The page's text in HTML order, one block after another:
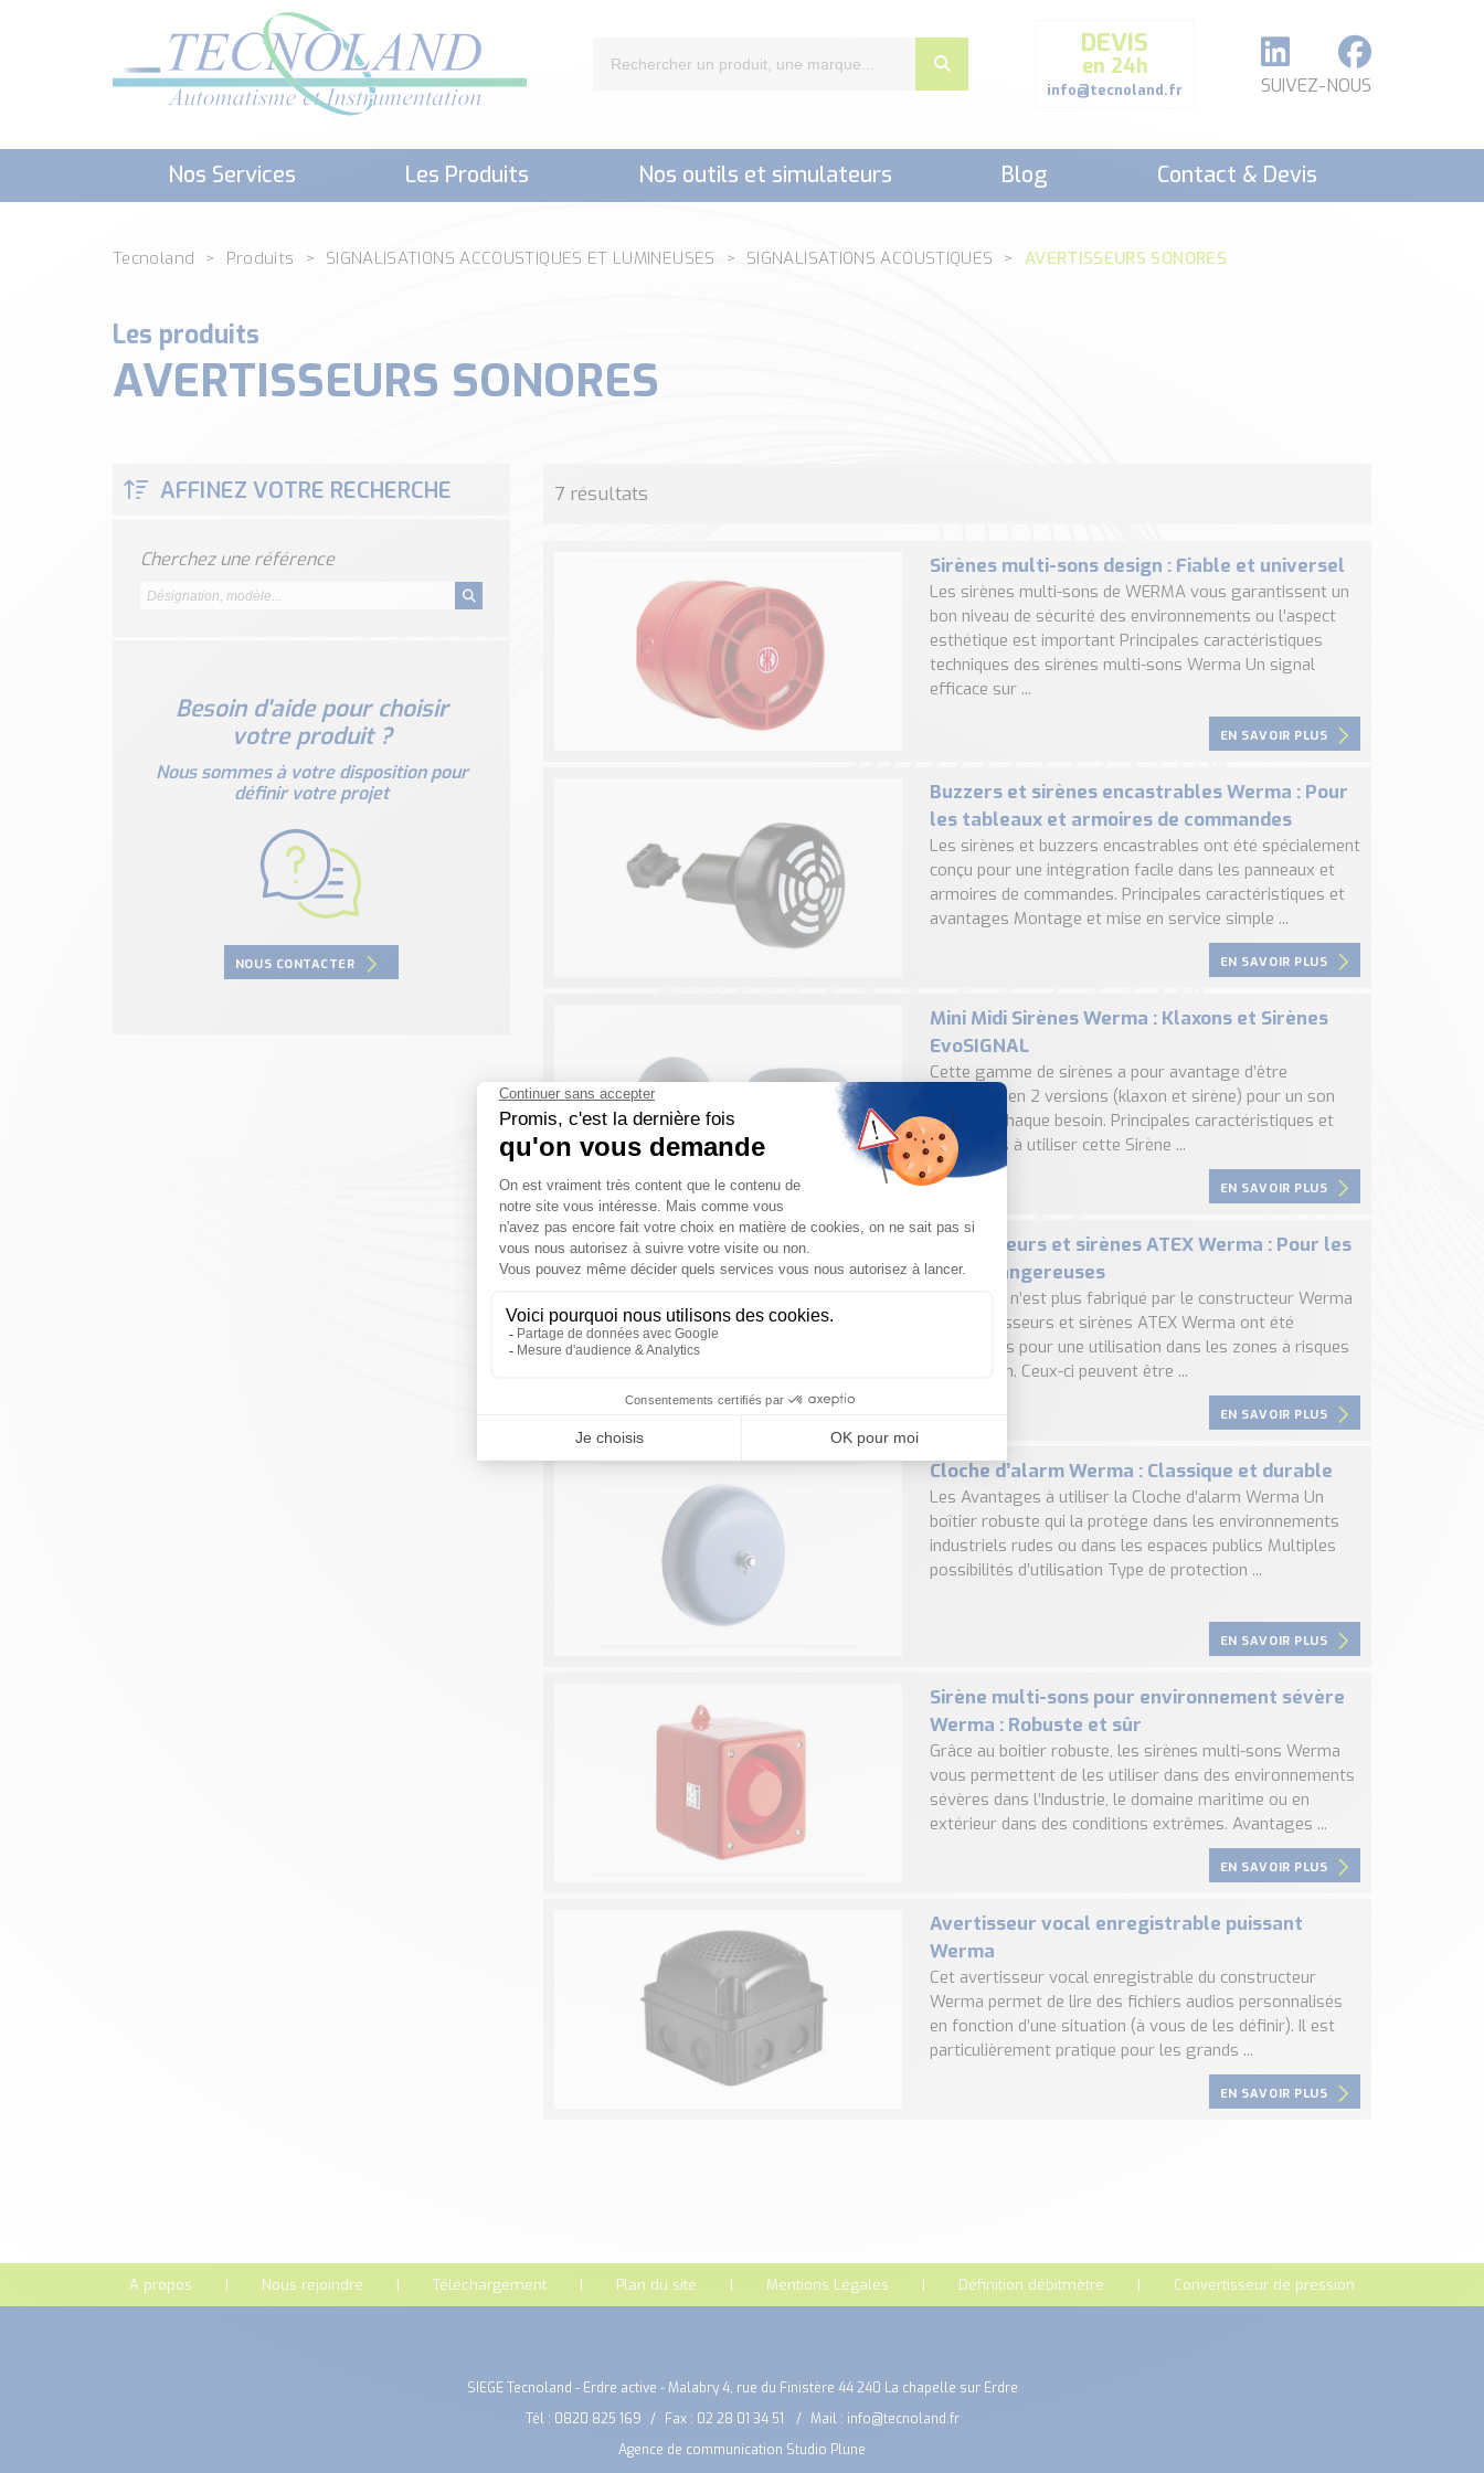
DEVIS
en 24h
info@tecnoland.fr SUIVEZ-NOUS
Nos Services Les Produits Nos outils et simulateurs Blog Contact & Devis
Tecnoland Produits SIGNALISATIONS ACCOUSTIQUES ET LUMINEUSES SIGNALISATIONS ACOUSTIQUES AVERTISSEURS SONORES
Les produits
AVERTISSEURS SONORES
AFFINEZ VOTRE RECHERCHE
Cherchez une référence
Besoin d'aide pour choisir
votre produit ?
Nous sommes à votre disposition pour
définir votre projet
NOUS CONTACTER
7 résultats
Sirènes multi-sons design : Fiable et universel
Les sirènes multi-sons de WERMA vous garantissent un
bon niveau de sécurité des environnements ou l’aspect
esthétique est important Principales caractéristiques
techniques des sirènes multi-sons Werma Un signal
efficace sur ...
EN SAVOIR PLUS
Buzzers et sirènes encastrables Werma : Pour
les tableaux et armoires de commandes
Les sirènes et buzzers encastrables ont été spécialement
conçu pour une intégration facile dans les panneaux et
armoires de commandes. Principales caractéristiques et
avantages Montage et mise en service simple ...
EN SAVOIR PLUS
Mini Midi Sirènes Werma : Klaxons et Sirènes
EvoSIGNAL
Cette gamme de sirènes a pour avantage d’être
disponible en 2 versions (klaxon et sirène) pour un son
adapté à chaque besoin. Principales caractéristiques et
avantages à utiliser cette Sirène ...
EN SAVOIR PLUS
Avertisseurs et sirènes ATEX Werma : Pour les
zones dangereuses
Ce produit n’est plus fabriqué par le constructeur Werma
Les avertisseurs et sirènes ATEX Werma ont été
développés pour une utilisation dans les zones à risques
d’explosion. Ceux-ci peuvent être ...
EN SAVOIR PLUS
Cloche d’alarm Werma : Classique et durable
Les Avantages à utiliser la Cloche d’alarm Werma Un
boîtier robuste qui la protège dans les environnements
industriels rudes ou dans les espaces publics Multiples
possibilités d’utilisation Type de protection ...
EN SAVOIR PLUS
Sirène multi-sons pour environnement sévère
Werma : Robuste et sûr
Grâce au boitier robuste, les sirènes multi-sons Werma
vous permettent de les utiliser dans des environnements
sévères dans l’Industrie, le domaine maritime ou en
extérieur dans des conditions extrêmes. Avantages ...
EN SAVOIR PLUS
Avertisseur vocal enregistrable puissant
Werma
Cet avertisseur vocal enregistrable du constructeur
Werma permet de lire des fichiers audios personnalisés
en fonction d’une situation (à vous de les définir). Il est
particulièrement pratique pour les grands ...
EN SAVOIR PLUS
A propos Nous rejoindre Téléchargement Plan du site Mentions Légales Définition débitmètre Convertisseur de pression
SIEGE Tecnoland - Erdre active - Malabry 4, rue du Finistère 44 240 La chapelle sur Erdre
Tél : 0820 825 169 Fax : 02 28 01 34 51 Mail : info@tecnoland.fr
Agence de communication Studio Plune